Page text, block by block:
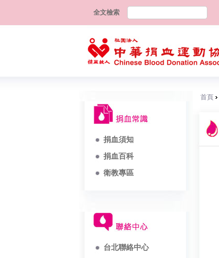
全文檢索
捐血須知
捐血百科
衛教專區
台北聯絡中心
首頁